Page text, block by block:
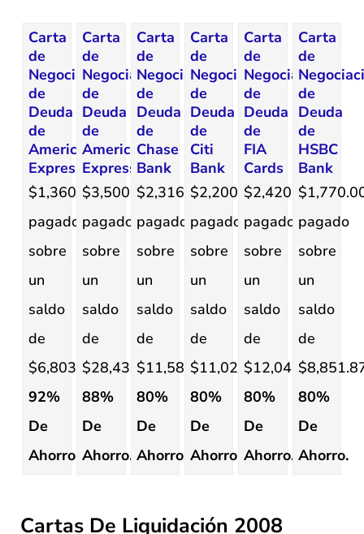
Carta
de
Negociación
de
Deuda
de
American
Express
$1,360.71
pagado
sobre
un
saldo
de
$6,803.53.
92%
De
Ahorro.
Carta
de
Negociación
de
Deuda
de
American
Express
$3,500.00
pagado
sobre
un
saldo
de
$28,434.60.
88%
De
Ahorro.
Carta
de
Negociación
de
Deuda
de
Chase
Bank
$2,316.96
pagado
sobre
un
saldo
de
$11,584.82.
80%
De
Ahorro.
Carta
de
Negociación
de
Deuda
de
Citi
Bank
$2,200.60
pagado
sobre
un
saldo
de
$11,021.30.
80%
De
Ahorro.
Carta
de
Negociación
de
Deuda
de
FIA
Cards
$2,420.00
pagado
sobre
un
saldo
de
$12,043.62.
80%
De
Ahorro.
Carta
de
de
Deuda
de
HSBC
Bank
pagado
sobre
un
saldo
de
80%
De
Ahorro.
Cartas De Liquidación 2008